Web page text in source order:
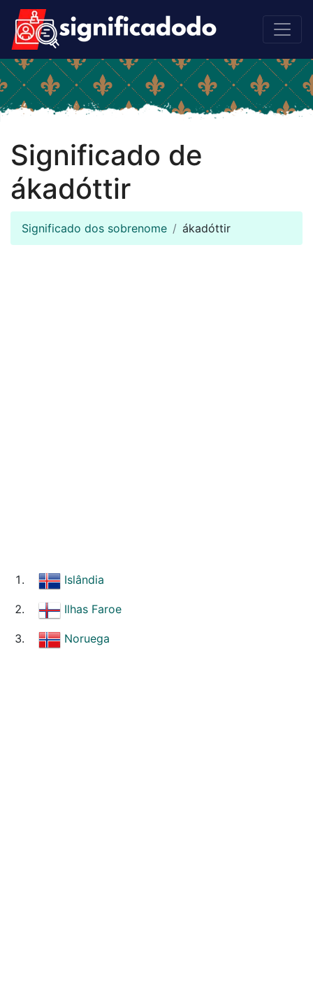
Significado de
ákadóttir
Significado dos sobrenome ákadóttir
Islândia
Ilhas Faroe
Noruega